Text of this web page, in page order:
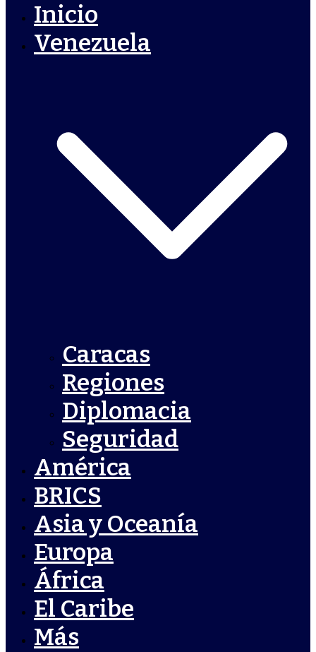
Inicio
Venezuela
Caracas
Regiones
Diplomacia
Seguridad
América
BRICS
Asia y Oceanía
Europa
África
El Caribe
Más